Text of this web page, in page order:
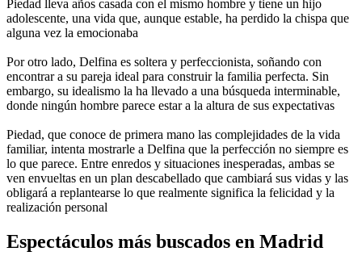
Piedad lleva años casada con el mismo hombre y tiene un hijo
adolescente, una vida que, aunque estable, ha perdido la chispa que
alguna vez la emocionaba
Por otro lado, Delfina es soltera y perfeccionista, soñando con
encontrar a su pareja ideal para construir la familia perfecta. Sin
embargo, su idealismo la ha llevado a una búsqueda interminable,
donde ningún hombre parece estar a la altura de sus expectativas
Piedad, que conoce de primera mano las complejidades de la vida
familiar, intenta mostrarle a Delfina que la perfección no siempre es
lo que parece. Entre enredos y situaciones inesperadas, ambas se
ven envueltas en un plan descabellado que cambiará sus vidas y las
obligará a replantearse lo que realmente significa la felicidad y la
realización personal
Espectáculos más buscados en Madrid